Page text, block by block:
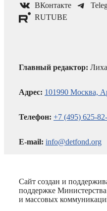
ВКонтакте
RUTUBE
Главный редактор:
Адрес: 101990 Москва,
Телефон: +7 (495) 625-
E-mail: info@detfond.org
Сайт создан и
поддержке
и массовых